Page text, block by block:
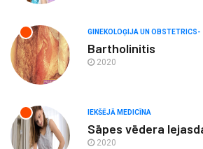
GINEKOLOĢIJA UN OBSTETRICS-
Bartholinitis
2020
IEKŠĒJĀ MEDICĪNA
Sāpes vēdera
2020